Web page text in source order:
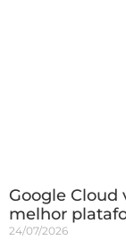
Google Cloud
melhor
24/07/2026